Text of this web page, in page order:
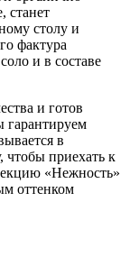
станет
столу и
фактура
и в составе
и готов
гарантируем
в
приехать к
«Нежность»
оттенком